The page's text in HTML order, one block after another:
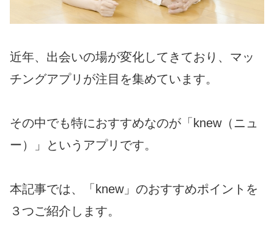
近年、出会いの場が変化してきており、マッ
チングアプリが注目を集めています。
その中でも特におすすめなのが「knew（ニュ
ー）」というアプリです。
本記事では、「knew」のおすすめポイントを
３つご紹介します。